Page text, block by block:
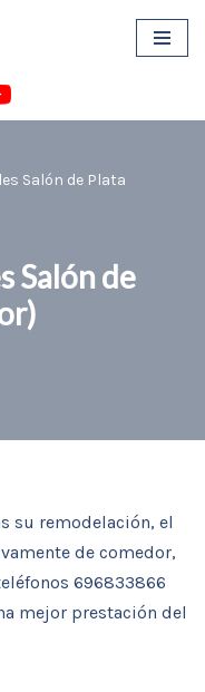
Salón de Plata
Salón de
su remodelación, el
de comedor,
696833866
mejor prestación del